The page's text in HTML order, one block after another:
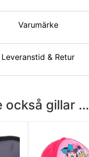
Varumärke
Leveranstid & Retur
också gillar ...